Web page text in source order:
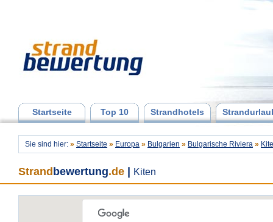
Startseite Top 10 Strandhotels
Sie sind hier: » Startseite » Europa » Bulgarien » Bulgarische Riviera »
Strand bewertung.de Kiten